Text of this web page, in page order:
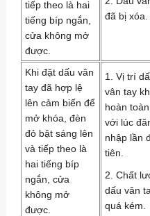
tiếp theo là hai
tiếng bíp ngắn,
cửa không mở
được.
đã bị xóa.
Khi đặt dấu vân
tay đã hợp lệ
lên cảm biến để
mở khóa, đèn
đỏ bật sáng lên
và tiếp theo là
hai tiếng bíp
ngắn, cửa
không mở
được.
1. Vị trí
vân tay
hoàn
với lúc
nhập lần
tiên.
2. Chất
dấu vân
quá kém.